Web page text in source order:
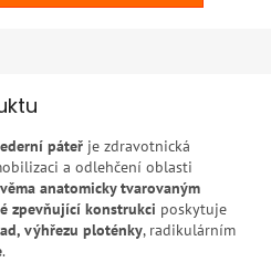
páteř je zdravotnická
a odlehčení oblasti
anatomicky tvarovaným
zpevňující konstrukci poskytuje
výhřezu ploténky, radikulárním
.